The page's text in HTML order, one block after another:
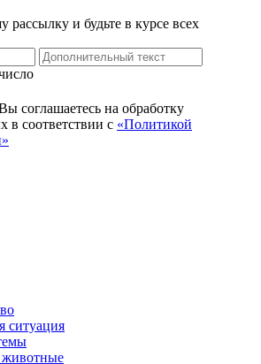
и будьте в курсе всех
соглашаетесь на обработку
в соответствии с «Политикой
ситуация